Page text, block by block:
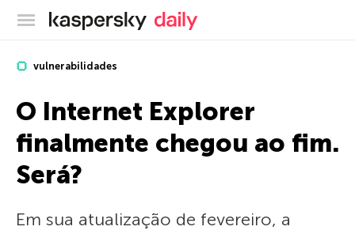
Blog oficial da Kaspersky
vulnerabilidades
O Internet Explorer
finalmente chegou ao fim.
Será?
Em sua atualização de fevereiro, a